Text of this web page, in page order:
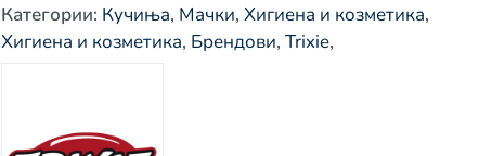
Категории: Кучиња, Мачки, Хигиена и козметика,
Хигиена и козметика, Брендови, Trixie,